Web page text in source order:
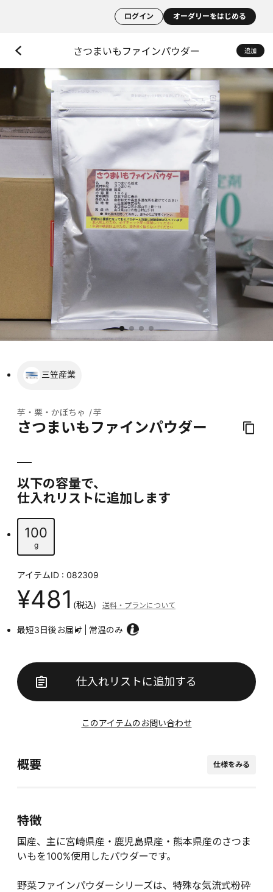
ログイン オーダリーをはじめる
さつまいもファインパウダー 追加
三笠産業
芋・栗・かぼちゃ 芋
さつまいもファインパウダー
以下の容量で、
仕入れリストに追加します
100
g
アイテムID : 082309
¥481 (税込) 送料・プランについて
最短3日後お届け 常温のみ
仕入れリストに追加する
このアイテムのお問い合わせ
概要 仕様をみる
特徴
国産、主に宮崎県産・鹿児島県産・熊本県産のさつま
いもを100%使用したパウダーです。
野菜ファインパウダーシリーズは、特殊な気流式粉砕